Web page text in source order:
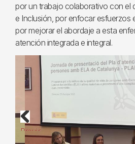
por un trabajo colaborativo con el
e Inclusión, por enfocar esfuerzos
por mejorar el abordaje a esta
atención integrada e integral.
Previous